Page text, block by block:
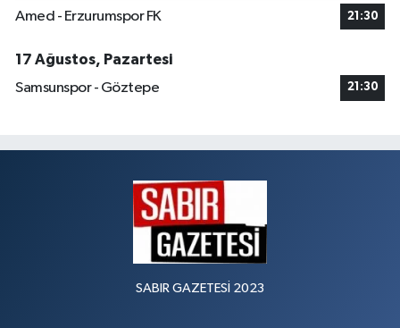
Amed - Erzurumspor FK 21:30
17 Ağustos, Pazartesi
Samsunspor - Göztepe
21:30
SABIR GAZETESİ 2023